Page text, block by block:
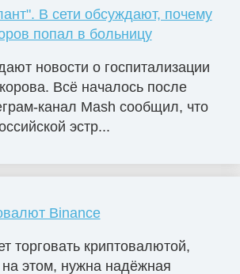
В сети обсуждают, почему
попал в больницу
новости о госпитализации
Всё началось после
канал Mash сообщил, что
эстр...
Binance
торговать криптовалютой,
этом, нужна надёжная